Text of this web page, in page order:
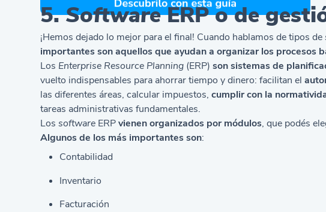
5.SoftwareERP o de
¡Hemos dejado lo mejor para el final! Cuando hablamos de tipos de
importantes son aquellos que ayudan a organizar los procesos
Los Enterprise Resource Planning (ERP)son sistemas de
vuelto indispensables para ahorrar tiempo y dinero: facilitan el
las diferentes áreas, calcular impuestos,cumplir con la
tareas administrativas fundamentales.
Lossoftware ERPvienen organizados por módulos, que podés
Algunos de los más importantes son:
Contabilidad
Inventario
Facturación